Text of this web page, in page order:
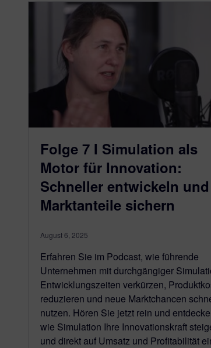
Folge 7 I Simulation als
Motor für Innovation:
Schneller entwickeln und
Marktanteile sichern
August 6, 2025
Erfahren Sie im Podcast, wie führende
Unternehmen mit durchgängiger
Entwicklungszeiten verkürzen,
reduzieren und neue Marktchancen
nutzen. Hören Sie jetzt rein und
wie Simulation Ihre Innovationskraft
und direkt auf Umsatz und Profitabilität